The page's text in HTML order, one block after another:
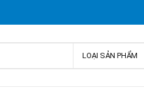
LOẠI SẢN PHẨM